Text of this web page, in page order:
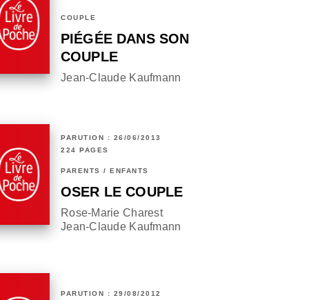
COUPLE
PIÉGÉE DANS SON
COUPLE
Jean-Claude Kaufmann
PARUTION : 26/06/2013
224 PAGES
PARENTS / ENFANTS
OSER LE COUPLE
Rose-Marie Charest
Jean-Claude Kaufmann
PARUTION : 29/08/2012